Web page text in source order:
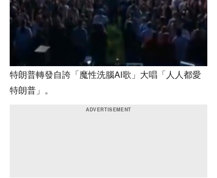
特朗普轉發自誇「魔性洗腦AI歌」大唱「人人都愛
特朗普」。